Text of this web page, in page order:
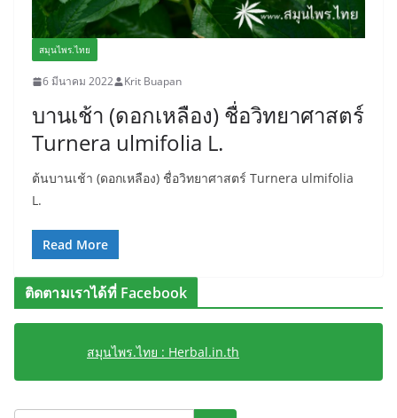
สมุนไพร.ไทย
6 มีนาคม 2022 Krit Buapan
บานเช้า (ดอกเหลือง) ชื่อวิทยาศาสตร์
Turnera ulmifolia L.
ต้นบานเช้า (ดอกเหลือง) ชื่อวิทยาศาสตร์ Turnera ulmifolia
L.
Read More
ติดตามเราได้ที่ Facebook
สมุนไพร.ไทย : Herbal.in.th